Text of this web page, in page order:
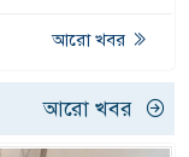
আরো খবর
আরো খবর